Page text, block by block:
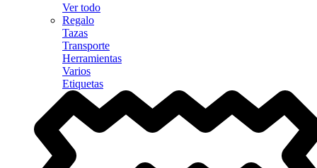
Ver todo
Regalo
Tazas
Transporte
Herramientas
Varios
Etiquetas